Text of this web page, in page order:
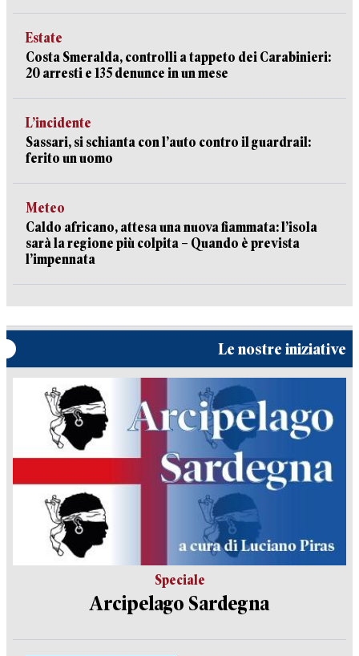
Estate
Costa Smeralda, controlli a tappeto dei Carabinieri:
20 arresti e 135 denunce in un mese
L’incidente
Sassari, si schianta con l’auto contro il guardrail:
ferito un uomo
Meteo
Caldo africano, attesa una nuova fiammata: l’isola
sarà la regione più colpita – Quando è prevista
l’impennata
Le nostre iniziative
Speciale
Arcipelago Sardegna